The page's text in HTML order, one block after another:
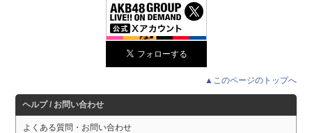
▲このページのトップへ
ヘルプ / お問い合わせ
よくある質問・お問い合わせ